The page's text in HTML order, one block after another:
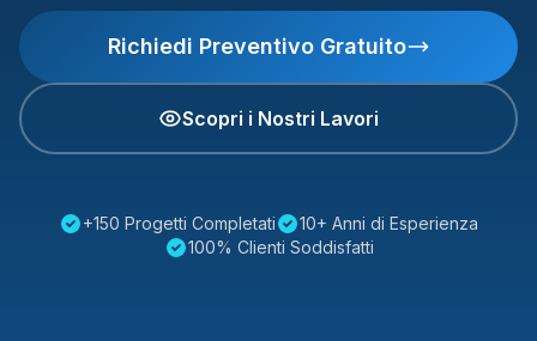
Richiedi Preventivo Gratuito
Scopri i Nostri Lavori
+150 Progetti Completati
10+ Anni di Esperienza
100% Clienti Soddisfatti